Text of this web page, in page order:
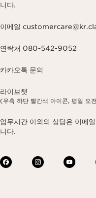
니다.
이메일
연락처 080-542-9052
카카오톡 문의
라이브챗
(우측 하단 빨간색 아이콘, 평일 오
업무시간 이외의 상담은 이메
니다.